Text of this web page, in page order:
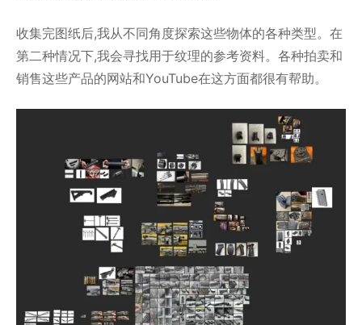
收集完图纸后,我从不同角度探索这些物体的各种类型。在
第二种情况下,我会寻找用于纹理的参考资料。各种拍卖和
销售这些产品的网站和YouTube在这方面都很有帮助。